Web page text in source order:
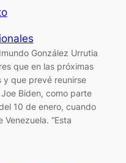
González Urrutia
que en las próximas
y que prevé reunirse
Biden, como parte
10 de enero, cuando
“Esta